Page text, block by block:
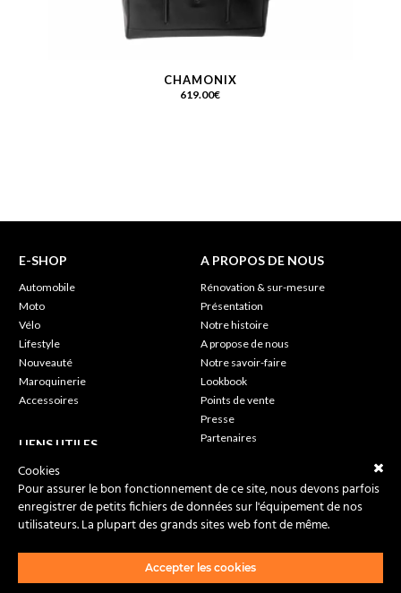
CHAMONIX
619.00€
E-SHOP
Automobile
Moto
Vélo
Lifestyle
Nouveauté
Maroquinerie
Accessoires
LIENS UTILES
My Moto
Wishlist
Foires Aux Questions
Mon compte
Nous contacter
A PROPOS DE NOUS
Rénovation & sur-mesure
Présentation
Notre histoire
A propose de nous
Notre savoir-faire
Lookbook
Points de vente
Presse
Partenaires
SUIVEZ-NOUS
Cookies
Pour assurer le bon fonctionnement de ce site, nous devons parfois
enregistrer de petits fichiers de données sur l'équipement de nos
utilisateurs. La plupart des grands sites web font de même.
Accepter les cookies